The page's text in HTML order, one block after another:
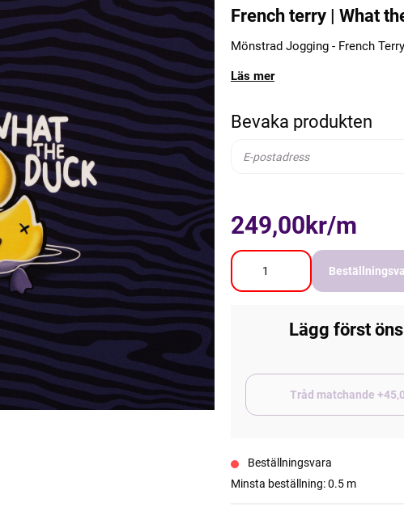
French terry | What
Mönstrad Jogging - French
Läs mer
Bevaka produkten
249,00kr/m
Lägg först
Tråd
Beställningsvara
Minsta beställning: 0.5 m